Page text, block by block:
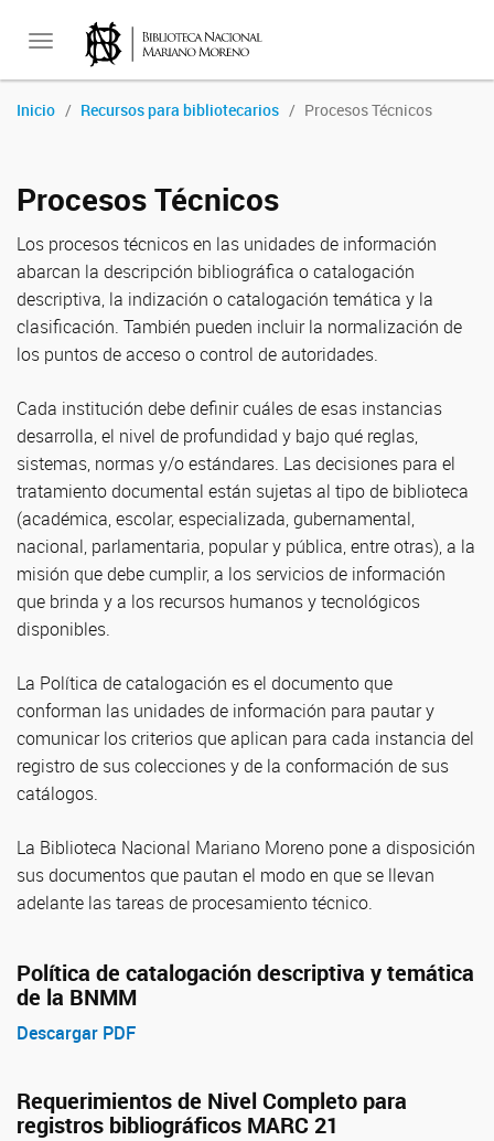
Toggle
Inicio Recursos para bibliotecarios Procesos Técnicos
Procesos Técnicos
Los procesos técnicos en las unidades de información
abarcan la descripción bibliográfica o catalogación
descriptiva, la indización o catalogación temática y la
clasificación. También pueden incluir la normalización de
los puntos de acceso o control de autoridades.
Cada institución debe definir cuáles de esas instancias
desarrolla, el nivel de profundidad y bajo qué reglas,
sistemas, normas y/o estándares. Las decisiones para el
tratamiento documental están sujetas al tipo de biblioteca
(académica, escolar, especializada, gubernamental,
nacional, parlamentaria, popular y pública, entre otras), a la
misión que debe cumplir, a los servicios de información
que brinda y a los recursos humanos y tecnológicos
disponibles.
La Política de catalogación es el documento que
conforman las unidades de información para pautar y
comunicar los criterios que aplican para cada instancia del
registro de sus colecciones y de la conformación de sus
catálogos.
La Biblioteca Nacional Mariano Moreno pone a disposición
sus documentos que pautan el modo en que se llevan
adelante las tareas de procesamiento técnico.
Política de catalogación descriptiva y temática
de la BNMM
Descargar PDF
Requerimientos de Nivel Completo para
registros bibliográficos MARC 21